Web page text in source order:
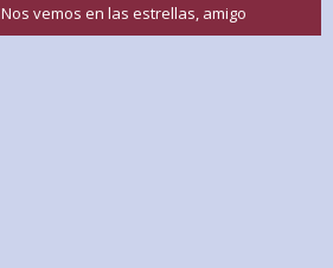
Nos vemos en las estrellas, amigo